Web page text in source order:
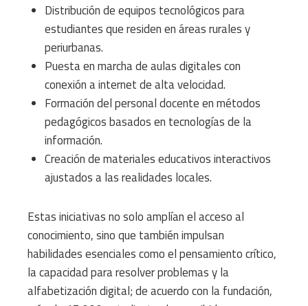
Distribución de equipos tecnológicos para
estudiantes que residen en áreas rurales y
periurbanas.
Puesta en marcha de aulas digitales con
conexión a internet de alta velocidad.
Formación del personal docente en métodos
pedagógicos basados en tecnologías de la
información.
Creación de materiales educativos interactivos
ajustados a las realidades locales.
Estas iniciativas no solo amplían el acceso al
conocimiento, sino que también impulsan
habilidades esenciales como el pensamiento crítico,
la capacidad para resolver problemas y la
alfabetización digital; de acuerdo con la fundación,